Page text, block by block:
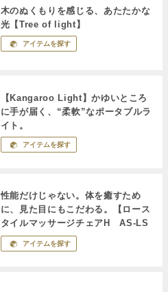
木のぬくもりを感じる、あたたかな
光【Tree of light】
アイテムを探す
【Kangaroo Light】かゆいところ
に手が届く、“柔軟”なポータブルラ
イト。
アイテムを探す
性能だけじゃない。体を癒すため
に、見た目にもこだわる。【ロース
タイルマッサージチェアH AS-LS
１】
アイテムを探す